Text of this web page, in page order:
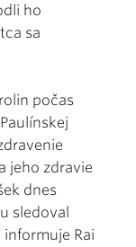
ho
sa
počas
jeho zdravie
dnes
sledoval
Rai